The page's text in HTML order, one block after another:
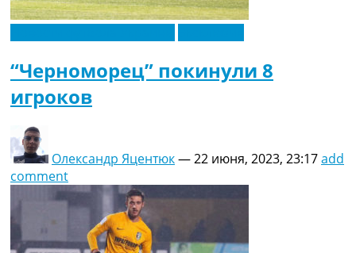
“Черноморец” покинули 8
игроков
Олександр Яцентюк—22 июня, 2023, 23:17add
comment